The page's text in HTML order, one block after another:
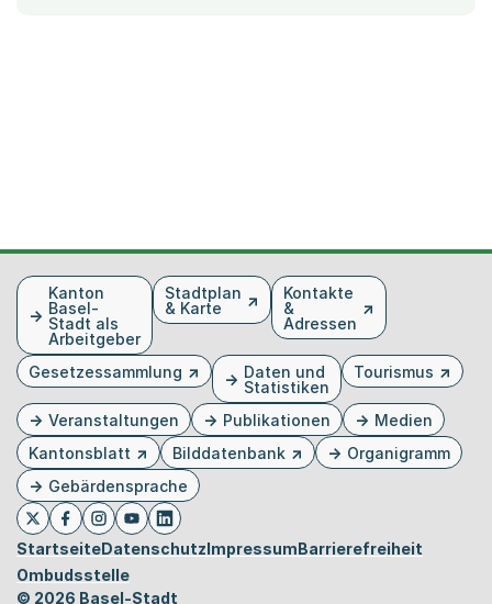
FusszeileKanton
Basel-
Stadt als
Arbeitgeber
Stadtplan
& Karte
Kontakte
&
Adressen
Gesetzessammlung
Daten und
Statistiken
Tourismus
Veranstaltungen Publikationen
Medien
Kantonsblatt
Bilddatenbank
Organigramm
Gebärdensprache
Twitter Externer Link, wird in einem neuen Tab oder Fenster
FacebookExterner Link, wird in einem neuen Tab oder
InstagramExterner Link, wird in einem neuen Tab
YoutubeExterner Link, wird in einem neuen
Linkedin
StartseiteDatenschutzImpressumBarrierefreiheit
Ombudsstelle
© 2026 Basel-Stadt